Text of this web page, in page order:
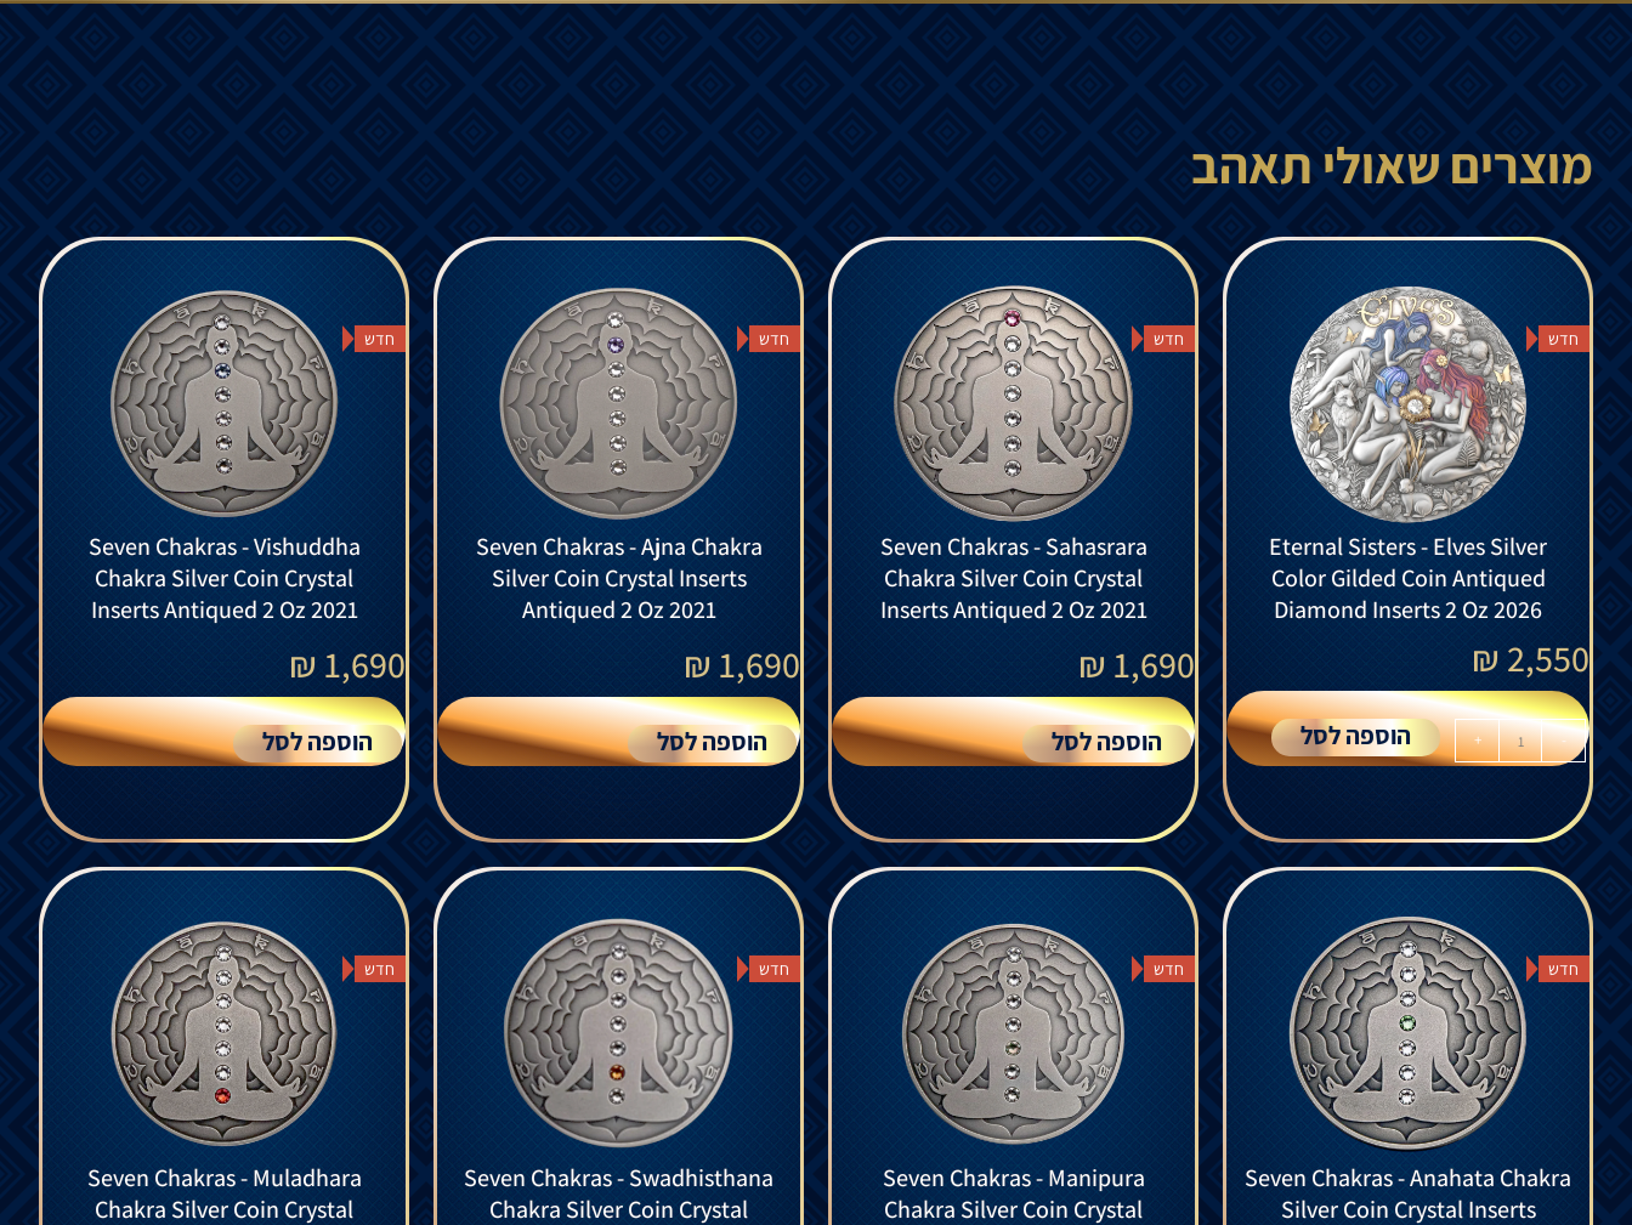
מוצרים שאולי תאהב
חדש
Eternal Sisters - Elves Silver
Color Gilded Coin Antiqued
Diamond Inserts 2 Oz 2026
2,550
₪
-
+ הוספה לסל
חדש
Seven Chakras - Sahasrara
Chakra Silver Coin Crystal
Inserts Antiqued 2 Oz 2021
1,690
₪
הוספה לסל
חדש
Seven Chakras - Ajna Chakra
Silver Coin Crystal Inserts
Antiqued 2 Oz 2021
1,690
₪
הוספה לסל
חדש
Seven Chakras - Vishuddha
Chakra Silver Coin Crystal
Inserts Antiqued 2 Oz 2021
1,690
₪
הוספה לסל
חדש
Seven Chakras - Anahata Chakra
Silver Coin Crystal Inserts
חדש
Seven Chakras - Manipura
Chakra Silver Coin Crystal
חדש
Seven Chakras - Swadhisthana
Chakra Silver Coin Crystal
חדש
Seven Chakras - Muladhara
Chakra Silver Coin Crystal